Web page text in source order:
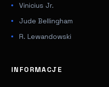
Vinicius Jr.
Jude Bellingham
R. Lewandowski
INFORMACJE